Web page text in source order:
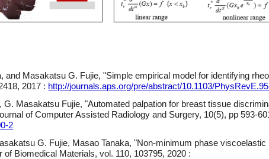
and Masakatsu G. Fujie, "Simple empirical model for identifying
2017 : http://journals.aps.org/pre/abstract/10.1103/
G. Masakatsu Fujie, "Automated palpation for breast tissue
of Computer Assisted Radiology and Surgery, 10(5), pp 593-
2
G. Fujie, Masao Tanaka, "Non-minimum phase viscoelastic
Biomedical Materials, vol. 110, 103795, 2020 :